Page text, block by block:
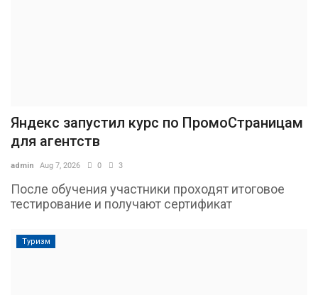
Яндекс запустил курс по ПромоСтраницам
для агентств
admin Aug 7, 2026 0 3
После обучения участники проходят итоговое
тестирование и получают сертификат
Туризм